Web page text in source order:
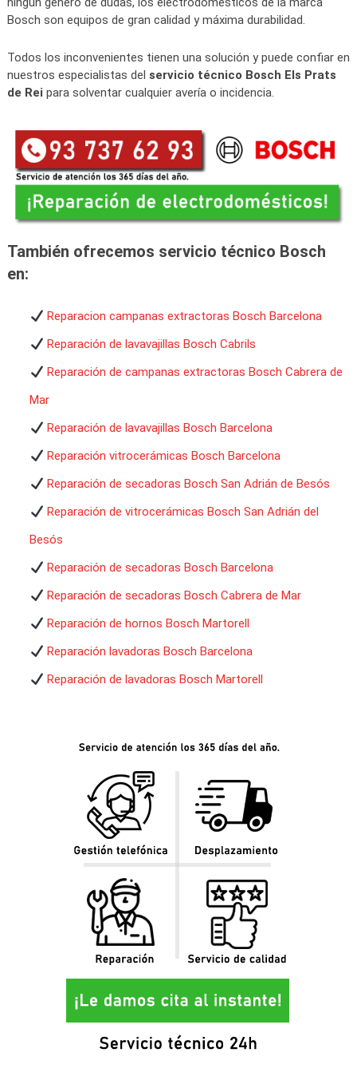
Bosch son equipos de gran calidad y máxima durabilidad.
Todos los inconvenientes tienen una solución y puede confiar en
nuestros especialistas del servicio técnico Bosch Els Prats
de Rei para solventar cualquier avería o incidencia.
También ofrecemos servicio técnico Bosch
en:
Reparacion campanas extractoras Bosch Barcelona
Reparación de lavavajillas Bosch Cabrils
Reparación de campanas extractoras Bosch Cabrera de
Mar
Reparación de lavavajillas Bosch Barcelona
Reparación vitrocerámicas Bosch Barcelona
Reparación de secadoras Bosch San Adrián de Besós
Reparación de vitrocerámicas Bosch San Adrián del
Besós
Reparación de secadoras Bosch Barcelona
Reparación de secadoras Bosch Cabrera de Mar
Reparación de hornos Bosch Martorell
Reparación lavadoras Bosch Barcelona
Reparación de lavadoras Bosch Martorell